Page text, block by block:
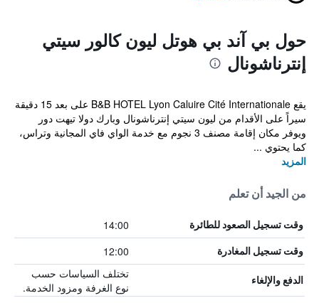
حول بي آند بي هوتل ليون كالور سيتي
إنترناشونال
يقع B&B HOTEL Lyon Caluire Cité Internationale على بعد 15 دقيقة
سيراً على الأقدام من ليون سيتي إنترناشونال وبارك دولا تيهت دور
ويوفر مكان إقامة مصنف 3 نجوم مع خدمة الواي فاي المجانية وتراس،
كما يحتوي ...
المزيد
من الجيد أن تعلم
وقت تسجيل الصعود للطائرة 14:00
وقت تسجيل المغادرة 12:00
الدفع والإلغاء
تختلف السياسات حسب
نوع الغرفة ومزود الخدمة.